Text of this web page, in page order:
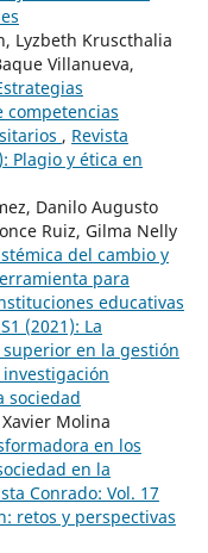
Lyzbeth Kruscthalia
Villanueva,
competencias
, Revista
Plagio y ética en
Danilo Augusto
Ruiz, Gilma Nelly
del cambio y
para
educativas
(2021): La
en la gestión
sociedad
Molina
en los
en la
Conrado: Vol. 17
retos y perspectivas